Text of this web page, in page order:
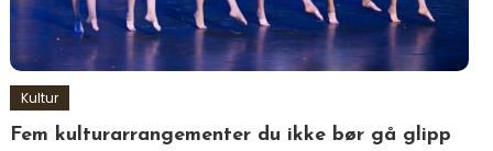
Kultur
Fem kulturarrangementer du ikke bør gå glipp